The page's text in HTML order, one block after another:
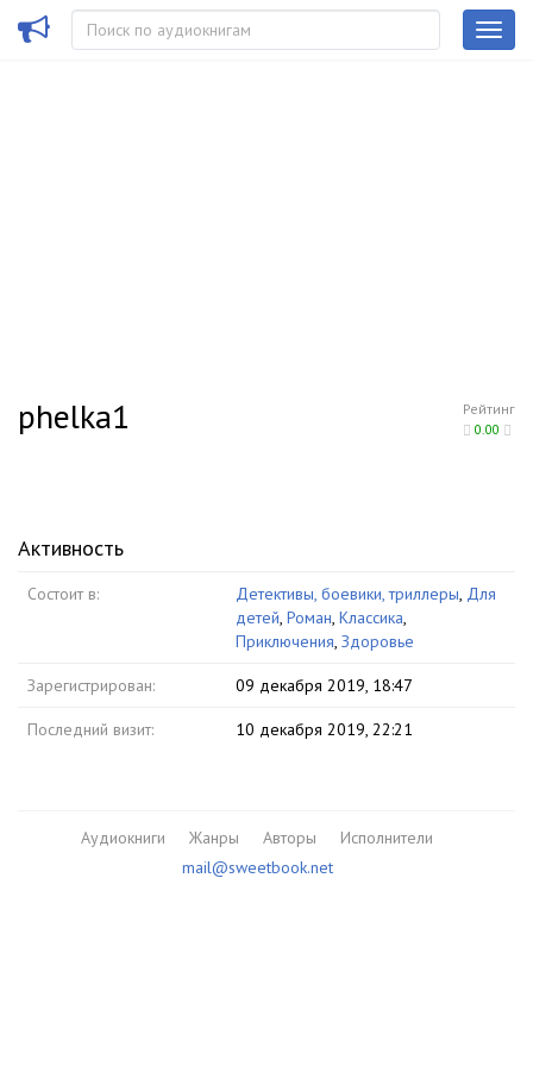
Рейтинг
0.00
phelka1
Активность
Состоит в: Детективы, боевики, триллеры, Для
детей, Роман, Классика,
Приключения, Здоровье
Зарегистрирован: 09 декабря 2019, 18:47
Последний визит: 10 декабря 2019, 22:21
Аудиокниги Жанры Авторы
Исполнители
mail@sweetbook.net